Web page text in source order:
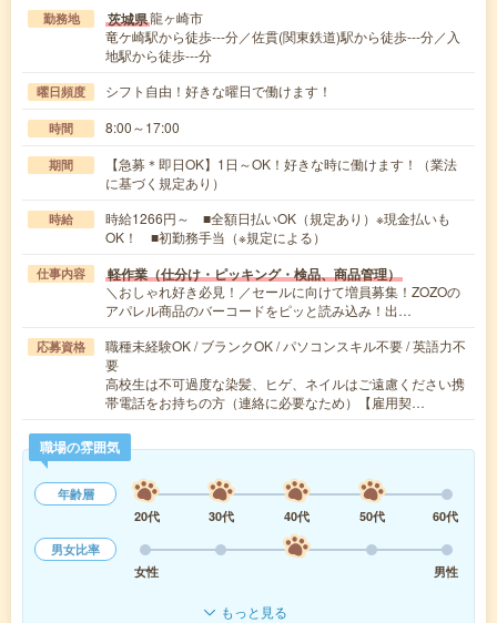
勤務地 茨城県龍ヶ崎市
竜ケ崎駅から徒歩---分／佐貫(関東鉄道)駅から徒歩---分／入
地駅から徒歩---分
曜日頻度 シフト自由！好きな曜日で働けます！
時間 8:00～17:00
期間
【急募＊即日OK】1日～OK！好きな時に働けます！（業法
に基づく規定あり）
時給
時給1266円～ ■全額日払いOK（規定あり）※現金払いも
OK！ ■初勤務手当（※規定による）
仕事内容 軽作業（仕分け・ピッキング・検品、商品管理）
＼おしゃれ好き必見！／セールに向けて増員募集！ZOZOの
アパレル商品のバーコードをピッと読み込み！出…
応募資格
職種未経験OK / ブランクOK / パソコンスキル不要 / 英語力不
要
高校生は不可過度な染髪、ヒゲ、ネイルはご遠慮ください携
帯電話をお持ちの方（連絡に必要なため）【雇用契…
職場の雰囲気
年齢層
20代
30代 40代 50代
60代
男女比率
女性
男性
もっと見る